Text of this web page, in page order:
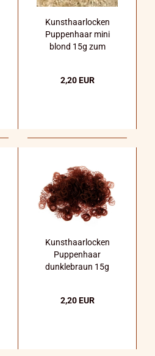
Kunsthaarlocken
Puppenhaar mini
blond 15g zum
2,20 EUR
Kunsthaarlocken
Puppenhaar
dunklebraun 15g
2,20 EUR